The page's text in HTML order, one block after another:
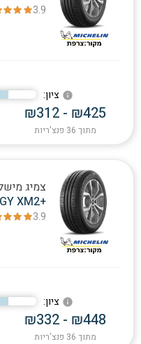
3.9
:ציון info
₪312 - ₪425
מתוך 36 פנצ'ריות
צמיג
XM2+
3.9
:ציון info
₪332 - ₪448
מתוך 36 פנצ'ריות